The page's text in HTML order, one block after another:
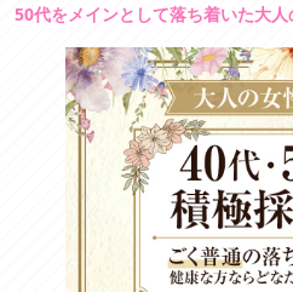
50代をメインとして落ち着いた大人